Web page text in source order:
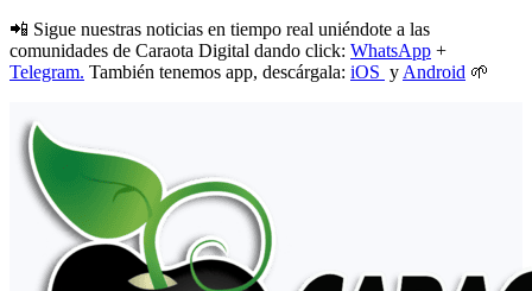
📲 Sigue nuestras noticias en tiempo real uniéndote a las
comunidades de Caraota Digital dando click: WhatsApp +
Telegram. También tenemos app, descárgala: iOS y Android 🌱